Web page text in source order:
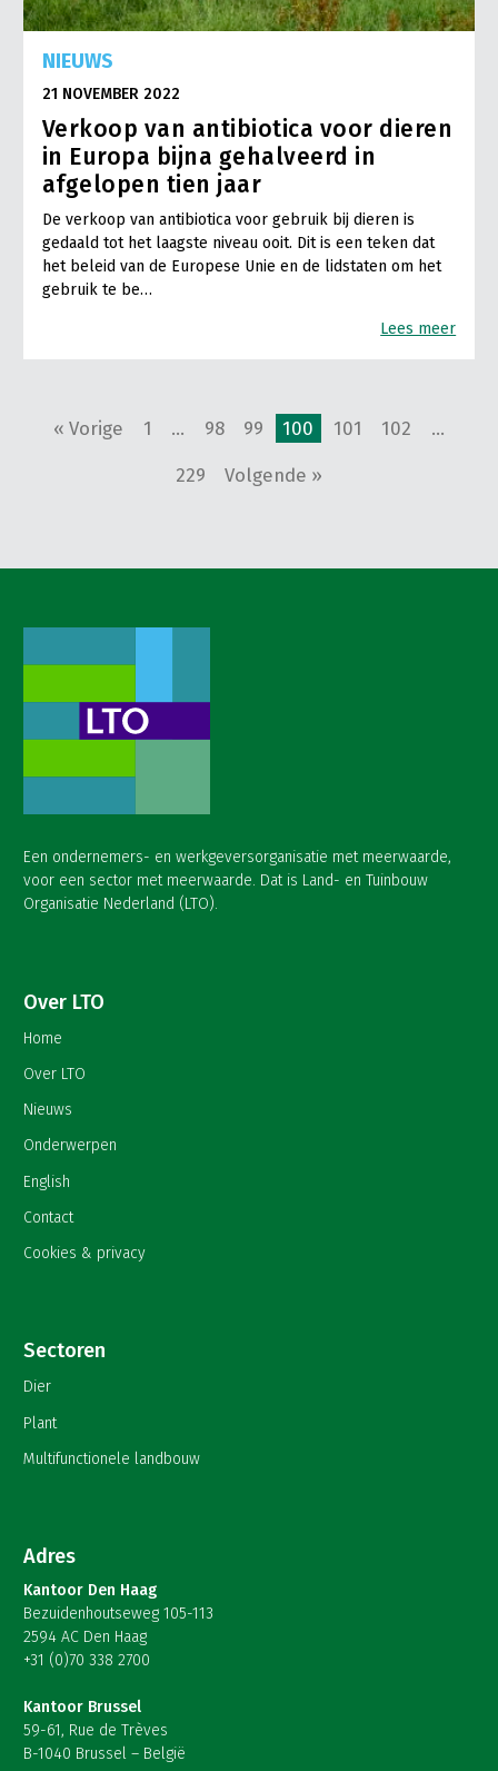
NIEUWS
21 NOVEMBER 2022
Verkoop van antibiotica voor dieren
in Europa bijna gehalveerd in
afgelopen tien jaar
De verkoop van antibiotica voor gebruik bij dieren is
gedaald tot het laagste niveau ooit. Dit is een teken dat
het beleid van de Europese Unie en de lidstaten om het
gebruik te be…
Lees meer
« Vorige 1 … 98 99 100 101 102 …
229 Volgende »
Een ondernemers- en werkgeversorganisatie met meerwaarde,
voor een sector met meerwaarde. Dat is Land- en Tuinbouw
Organisatie Nederland (LTO).
Over LTO
Home
Over LTO
Nieuws
Onderwerpen
English
Contact
Cookies & privacy
Sectoren
Dier
Plant
Multifunctionele landbouw
Adres
Kantoor Den Haag
Bezuidenhoutseweg 105-113
2594 AC Den Haag
+31 (0)70 338 2700
Kantoor Brussel
59-61, Rue de Trèves
B-1040 Brussel – België